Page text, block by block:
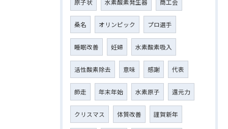
原子状 水素酸素発生器 商工会
桑名 オリンピック プロ選手
睡眠改善 妊婦 水素酸素吸入
活性酸素除去 意味 感謝 代表
師走 年末年始 水素原子 還元力
クリスマス 体質改善 謹賀新年